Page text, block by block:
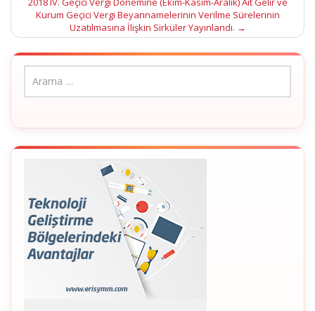
Kurum Geçici Vergi Beyannamelerinin Verilme Sürelerinin
Uzatılmasına İlişkin Sirküler Yayınlandı. →